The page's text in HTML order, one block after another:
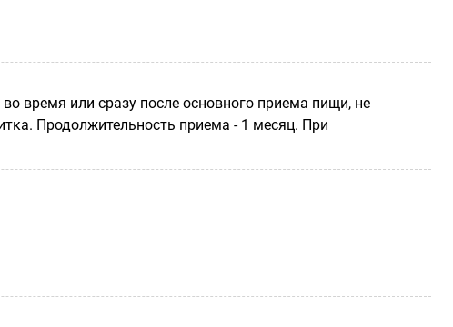
время или сразу после основного приема пищи, не
Продолжительность приема - 1 месяц. При